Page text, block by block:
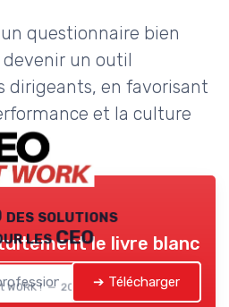
questionnaire bien
un outil
dirigeants, en favorisant
et la culture
des solutions
les CEO
WORK ! — 2026
le livre blanc
➔ Télécharger